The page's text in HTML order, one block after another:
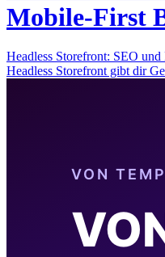
Mobile-First
Headless Storefront: SEO
Headless Storefront gibt dir